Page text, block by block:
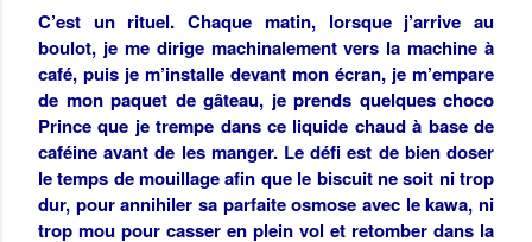
C’est un rituel. Chaque matin, lorsque j’arrive au
boulot, je me dirige machinalement vers la machine à
café, puis je m’installe devant mon écran, je m’empare
de mon paquet de gâteau, je prends quelques choco
Prince que je trempe dans ce liquide chaud à base de
caféine avant de les manger. Le défi est de bien doser
le temps de mouillage afin que le biscuit ne soit ni trop
dur, pour annihiler sa parfaite osmose avec le kawa, ni
trop mou pour casser en plein vol et retomber dans la